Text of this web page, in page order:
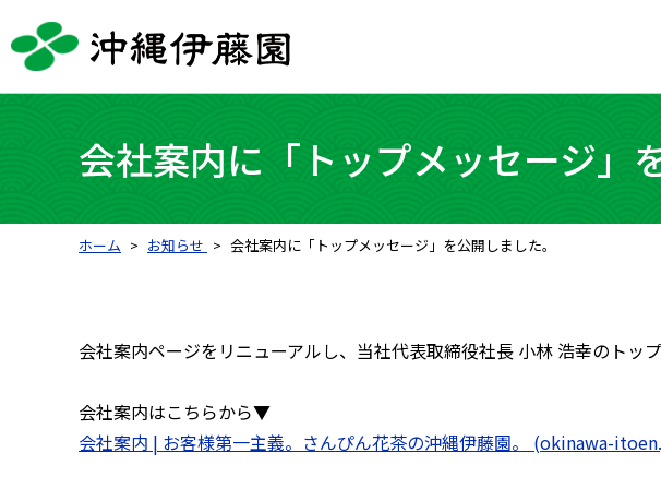
会社案内に「トップメッセージ」
ホーム お知らせ 会社案内に「トップメッセージ」を公開しました。
会社案内ページをリニューアルし、当社代表取締役社長 小林 浩幸のトッ
会社案内はこちらから▼
会社案内 | お客様第一主義。さんぴん花茶の沖縄伊藤園。 (okinawa-